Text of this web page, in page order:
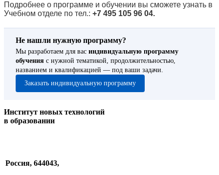
Подробнее о программе и обучении вы сможете узнать в
Учебном отделе по тел.: +7 495 105 96 04.
Не нашли нужную программу?
Мы разработаем для вас индивидуальную программу
обучения с нужной тематикой, продолжительностью,
названием и квалификацией — под ваши задачи.
Заказать индивидуальную программу
Институт новых технологий
в образовании
Россия, 644043,